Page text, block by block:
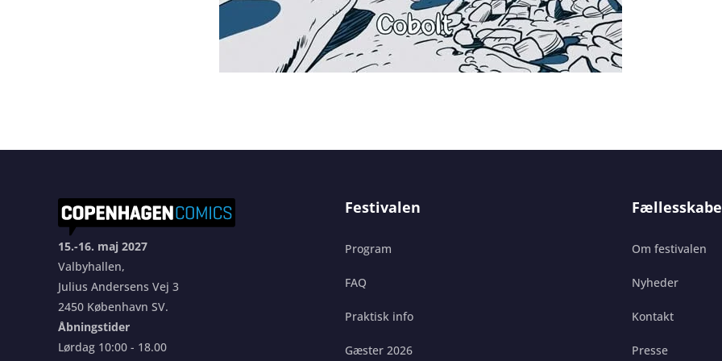
15.-16. maj 2027
Valbyhallen,
Julius Andersens Vej 3
2450 København SV.
Åbningstider
Lørdag 10:00 - 18.00
Festivalen
Program
FAQ
Praktisk info
Gæster 2026
Om festivalen
Nyheder
Kontakt
Presse